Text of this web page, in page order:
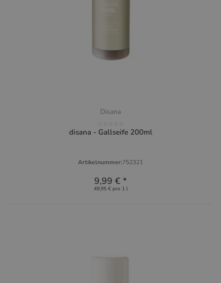
Disana
disana - Gallseife 200ml
Artikelnummer:752321
9,99 € *
49,95 € pro 1 l